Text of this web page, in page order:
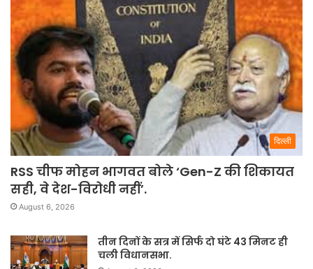
दिल्ली
RSS चीफ मोहन भागवत बोले ‘Gen-Z की शिकायत
सही, वे देश-विरोधी नहीं’.
August 6, 2026
तीन दिनों के सत्र में सिर्फ दो घंटे 43 मिनट ही
चली विधानसभा.